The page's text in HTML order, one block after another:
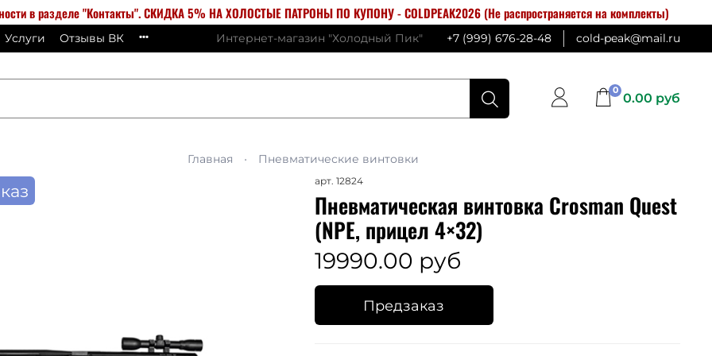
в разделе "Контакты". СКИДКА 5% НА ХОЛОСТЫЕ ПАТРОНЫ ПО КУПОНУ - COLDPEAK2026 (Не распространяется на комплекты)
Услуги Отзывы ВК Интернет-магазин "Холодный Пик" +7 (999) 676-28-48 cold-peak@mail.ru
0 0.00 руб
Главная Пневматические винтовки
арт. 12824
Пневматическая винтовка Crosman Quest
(NPE, прицел 4×32)
19990.00 руб
Предзаказ